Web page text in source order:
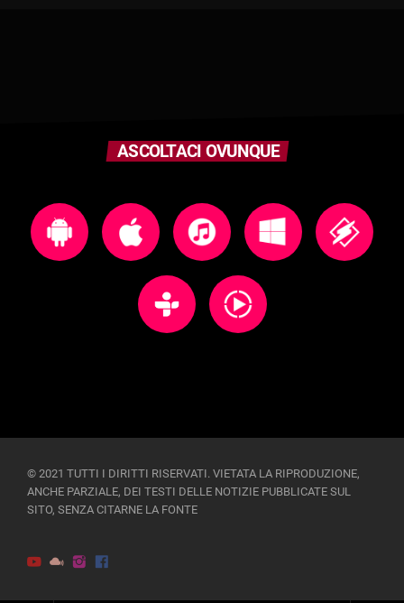
ASCOLTACI OVUNQUE
© 2021 TUTTI I DIRITTI RISERVATI. VIETATA LA RIPRODUZIONE,
ANCHE PARZIALE, DEI TESTI DELLE NOTIZIE PUBBLICATE SUL
SITO, SENZA CITARNE LA FONTE